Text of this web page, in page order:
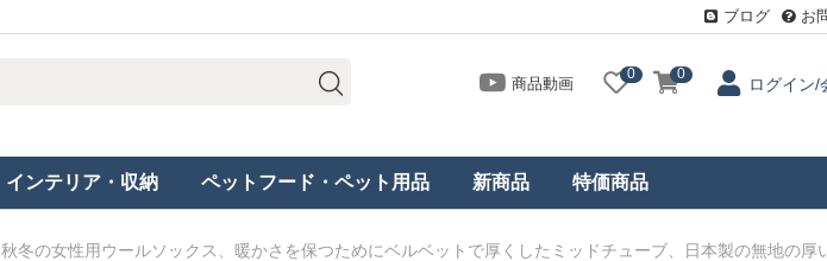
ブログ お
商品動画
0 0
ログイン/
インテリア・収納 ペットフード・ペット用品 新商品 特価商品
秋冬の女性用ウールソックス、暖かさを保つためにベルベットで厚くしたミッドチューブ、日本製の無地の厚